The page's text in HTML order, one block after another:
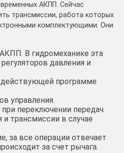
АКПП. Сейчас
трансмиссии, работа которых
комплектующими. Они
В гидромеханике эта
давления и
программе
управления.
переключении передач.
и трансмиссии в случае
за все операции отвечает
за счет рычага.